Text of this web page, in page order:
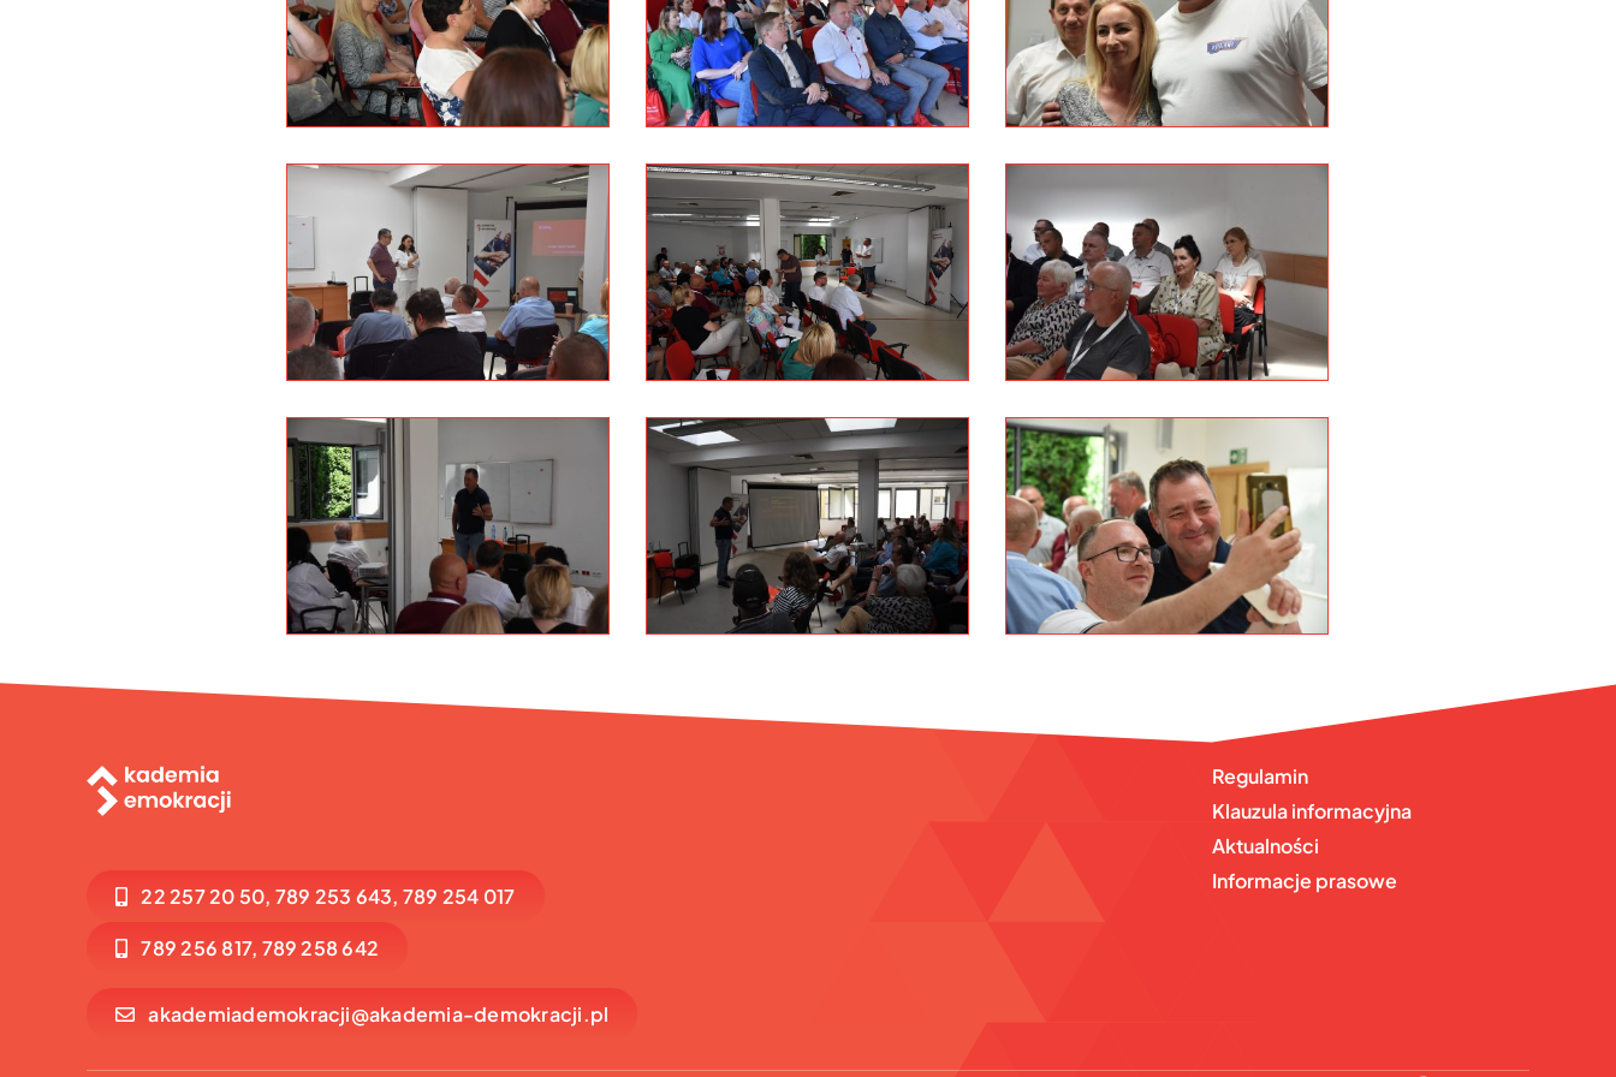
22 257 20 50, 789 253 643, 789 254 017
789 256 817, 789 258 642
akademiademokracji@akademia-demokracji.pl
Regulamin
Klauzula informacyjna
Aktualności
Informacje prasowe